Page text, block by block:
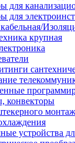
для
для
крупная
конвекторы
устройства